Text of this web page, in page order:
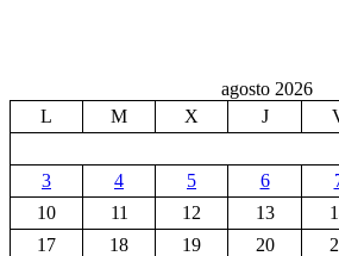
agosto 2026
L
M X J
3
4 5 6
10
11 12 13
17
18 19 20